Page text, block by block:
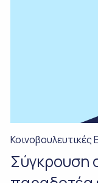
Κοινοβουλευτικές
Σύγκρουση